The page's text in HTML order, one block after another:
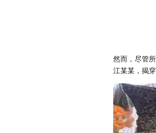
然而，尽管
江某某，揭